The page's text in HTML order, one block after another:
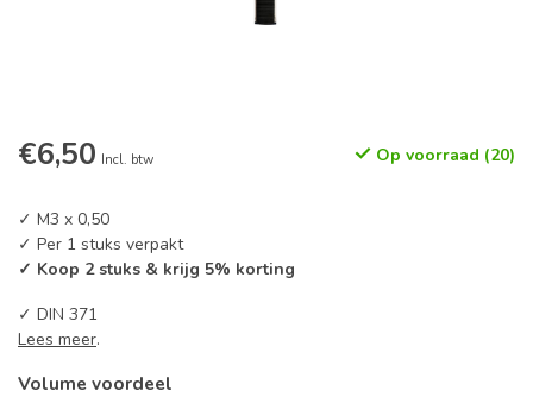
€6,50 Incl. btw Op voorraad (20)
✓ M3 x 0,50
✓ Per 1 stuks verpakt
✓ Koop 2 stuks & krijg 5% korting
✓ DIN 371
Lees meer.
Volume voordeel